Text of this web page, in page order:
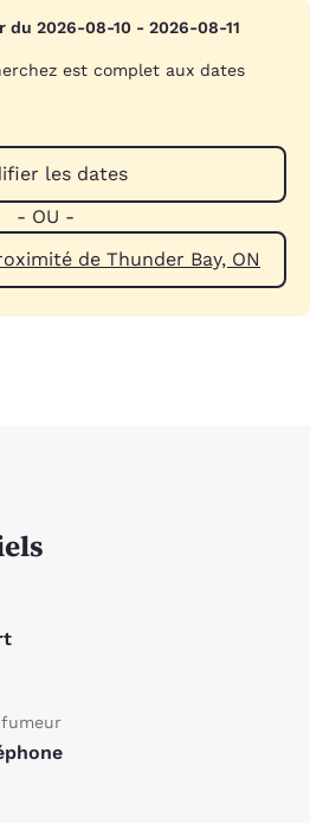
du 2026-08-10 - 2026-08-11
est complet aux dates
les dates
- OU -
Voir les hôtels à proximité de Thunder Bay, ON
fumeur